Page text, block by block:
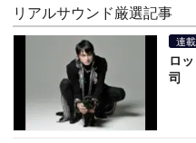
リアルサウンド厳選記事
連載
ロ
司